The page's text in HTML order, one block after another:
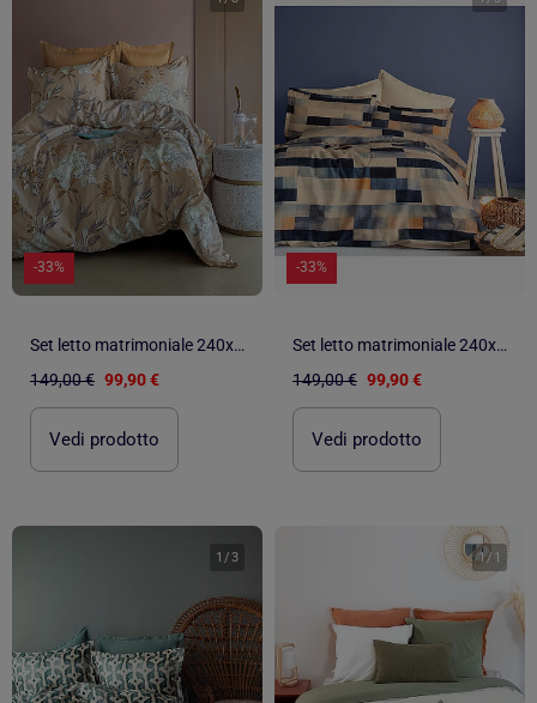
-33%
Set letto matrimoniale 240x220 cm+2 federe 63x63 cm in raso di cotone
149,00 € 99,90 €
Vedi prodotto
-33%
Set letto matrimoniale 240x220 cm+2 federe 63x63 cm in raso di cotone
149,00 € 99,90 €
Vedi prodotto
1 /3 1/ 1